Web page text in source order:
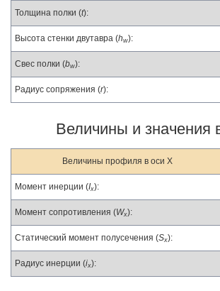
Толщина полки (t):
Высота стенки двутавра (hw):
Свес полки (bw):
Радиус сопряжения (r):
Величины и значения
Величины профиля в оси X
Момент инерции (Ix):
Момент сопротивления (Wx):
Статический момент полусечения (Sx):
Радиус инерции (ix):